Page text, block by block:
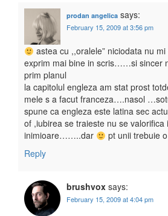
prodan angelica says:
February 15, 2009 at 3:56 pm
astea cu ,,oralele” niciodata nu
exprim mai bine in scris……si sincer
prim planul
la capitolul engleza am stat prost
mele s a facut franceza….nasol
spune ca engleza este latina sec
of ,iubirea se traieste nu se valorifica
inimioare……..dar
pt unii trebuie
Reply
brushvox says:
February 15, 2009 at 4:04 pm